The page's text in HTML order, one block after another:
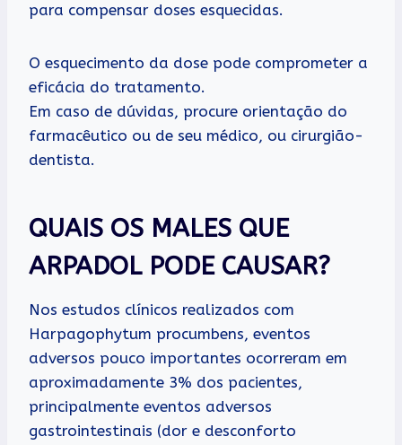
para compensar doses esquecidas.
O esquecimento da dose pode comprometer a
eficácia do tratamento.
Em caso de dúvidas, procure orientação do
farmacêutico ou de seu médico, ou cirurgião-
dentista.
QUAIS OS MALES QUE
ARPADOL PODE CAUSAR?
Nos estudos clínicos realizados com
Harpagophytum procumbens, eventos
adversos pouco importantes ocorreram em
aproximadamente 3% dos pacientes,
principalmente eventos adversos
gastrointestinais (dor e desconforto